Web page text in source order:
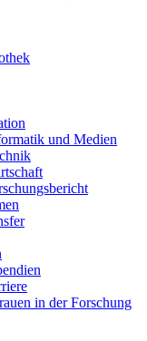
und Medien
in der Forschung